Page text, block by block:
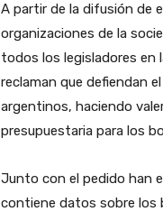
A partir de la difusión de
organizaciones de la
todos los legisladores en
reclaman que defiendan
argentinos, haciendo
presupuestaria para los
Junto con el pedido han
contiene datos sobre los